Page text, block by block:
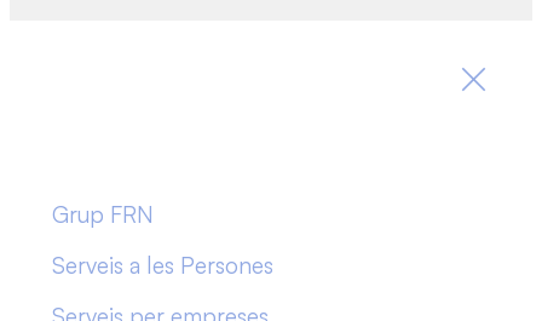
Grup FRN
Serveis a les Persones